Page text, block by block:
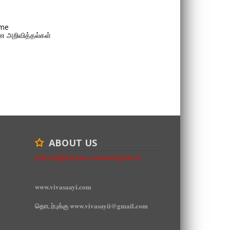
அறிவித்தல்கள்
ABOUT US
உயிர்பலி இன்றி உரிமை வென்றெடுப்போம்
www.vivasaayi.com
தொடர்புக்கு www.vivasayii@gmail.com